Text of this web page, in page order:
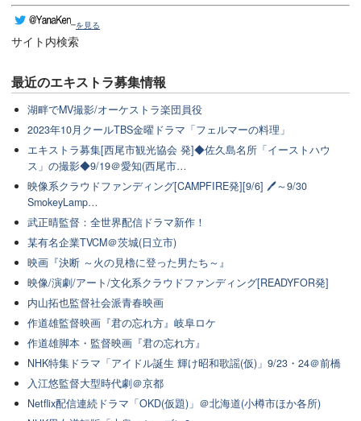
を見る
サイト内検索
最近のエキストラ募集情報
湖畔でMV撮影/オーケストラ楽団員役
2023年10月クールTBS金曜ドラマ「フェルマーの料理」
エキストラ募集[西尾市観光協会 発]◆佐久島名所「イーストハウ
ス」の撮影◆9/19＠愛知(西尾市…
映像系クラウドファンディング[CAMPFIRE発][9/6] 🖊～9/30
SmokeyLamp…
武正晴監督：全世界配信ドラマ新作！
某有名企業TVCM＠茨城(日立市)
映画『決断 ～火の見櫓に登った男たち～』
映像/演劇/アート/文化系クラウドファンディング[READYFOR発]
内山拓也監督社会派青春映画
作道雄監督映画『君の忘れ方』岐阜ロケ
作道雄脚本・監督映画『君の忘れ方』
NHK特集ドラマ「アイドル誕生 輝け昭和歌謡(仮)」9/23・24＠前橋
入江悠監督大型時代劇＠京都
Netflix配信連続ドラマ「OKD(仮題)」＠北海道(小樽市ほか各所)